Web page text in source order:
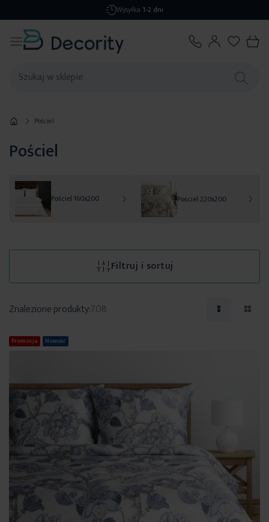
Darmowa dostawaod 299,99 zł
Pościel
Pościel
Pościel 160x200 Pościel 220x200
Filtruj i sortuj
Znalezione produkty:708
Promocja Nowość